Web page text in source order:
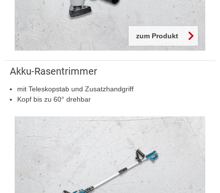
zum Produkt
Akku-Rasentrimmer
mit Teleskopstab und Zusatzhandgriff
Kopf bis zu 60° drehbar